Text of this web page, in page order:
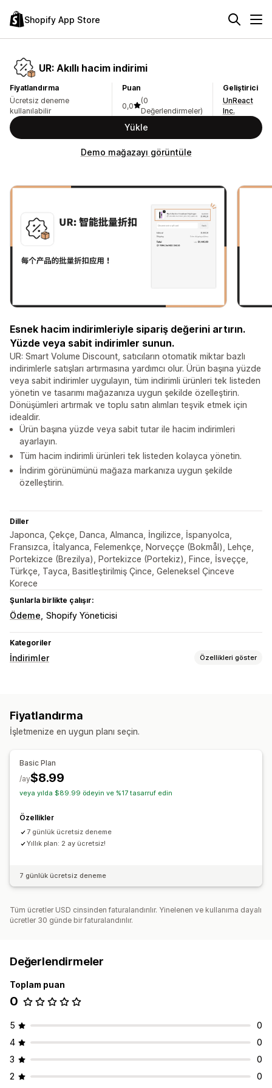
Shopify App Store
UR: Akıllı hacim indirimi
Fiyatlandırma
Ücretsiz deneme
kullanılabilir
Puan
0,0
(0
Değerlendirmeler)
Geliştirici
UnReact
Inc.
Yükle
Demo mağazayı görüntüle
Esnek hacim indirimleriyle sipariş değerini artırın.
Yüzde veya sabit indirimler sunun.
UR: Smart Volume Discount, satıcıların otomatik miktar bazlı
indirimlerle satışları artırmasına yardımcı olur. Ürün başına yüzde
veya sabit indirimler uygulayın, tüm indirimli ürünleri tek listeden
yönetin ve tasarımı mağazanıza uygun şekilde özelleştirin.
Dönüşümleri artırmak ve toplu satın alımları teşvik etmek için
idealdir.
Ürün başına yüzde veya sabit tutar ile hacim indirimleri
ayarlayın.
Tüm hacim indirimli ürünleri tek listeden kolayca yönetin.
İndirim görünümünü mağaza markanıza uygun şekilde
özelleştirin.
Diller
Japonca, Çekçe, Danca, Almanca, İngilizce, İspanyolca,
Fransızca, İtalyanca, Felemenkçe, Norveççe (Bokmål), Lehçe,
Portekizce (Brezilya), Portekizce (Portekiz), Fince, İsveççe,
Türkçe, Tayca, Basitleştirilmiş Çince, Geleneksel Çinceve
Korece
Şunlarla birlikte çalışır:
Ödeme Shopify Yöneticisi
Kategoriler
İndirimler Özellikleri göster
Toplu indirimler Ödemede indirim
Fiyatlandırma
İşletmenize en uygun planı seçin.
Basic Plan
$8.99
/ay
veya yılda $89.99 ödeyin ve %17 tasarruf edin
Özellikler
7 günlük ücretsiz deneme
Yıllık plan: 2 ay ücretsiz!
7 günlük ücretsiz deneme
Tüm ücretler USD cinsinden faturalandırılır. Yinelenen ve kullanıma dayalı
ücretler 30 günde bir faturalandırılır.
Değerlendirmeler
Toplam puan
0
5
0
4
0
3
0
2
0